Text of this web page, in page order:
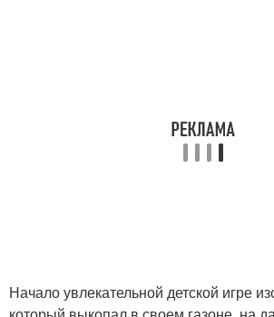
Начало увлекательной детской игре